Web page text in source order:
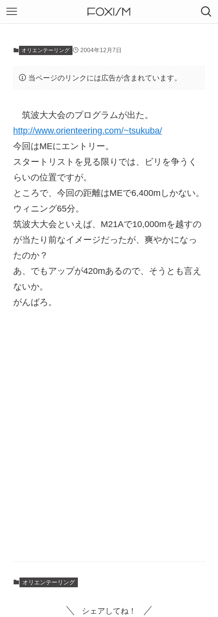
オリエンテーリング 2004年12月7日
当ページのリンクには広告が含まれています。
筑波大大会のプログラムが出た。
http://www.orienteering.com/~tsukuba/
今回はMEにエントリー。
スタートリストを見る限りでは、ビリを争うく
らいの位置ですが。
ところで、今回の距離はMEで6,400mしかない。
ウィニング65分。
筑波大大会といえば、M21Aで10,000mを越すの
が当たり前なイメージだったが、爽やかになっ
たのか？
あ、でもアップが420mあるので、そうとも言え
ないか。
がんばろ。
オリエンテーリング
シェアしてね！